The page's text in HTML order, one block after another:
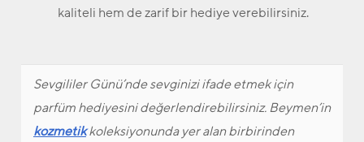
kaliteli hem de zarif bir hediye verebilirsiniz.
Sevgililer Günü’nde sevginizi ifade etmek için
parfüm hediyesini değerlendirebilirsiniz. Beymen’in
kozmetikkoleksiyonunda yer alan birbirinden